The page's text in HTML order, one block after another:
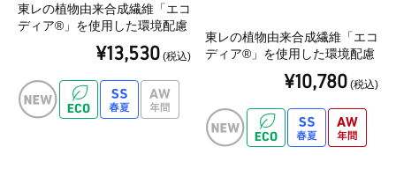
東レの植物由来合成繊維「エコ
ディア®」を使用した環境配慮
「軽い」「伸びる」「動きやす
レ「Lightfix®」を使用
¥13,530 (税込)
東レの植物由来合成繊維「エコ
ディア®」を使用した環境配慮
「軽い」「伸びる」「動きやす
レ「Lightfix®」を使用。
¥10,780 (税込)